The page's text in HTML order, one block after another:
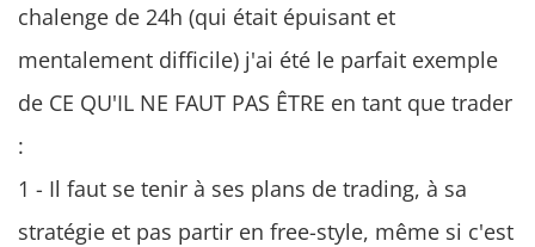
chalenge de 24h (qui était épuisant et
mentalement difficile) j'ai été le parfait exemple
de CE QU'IL NE FAUT PAS ÊTRE en tant que trader
:
1 - Il faut se tenir à ses plans de trading, à sa
stratégie et pas partir en free-style, même si c'est